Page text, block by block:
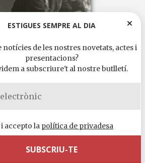
Ai, Virginia
dona del seu temps, Virginia Woolf
la independència, per un espai per...
Continua llegint
original:alemany
ESTIGUES SEMPRE AL DIA
notícies de les nostres novetats, actes i
presentacions?
a subscriure't al nostre butlletí.
accepto la política de privadesa